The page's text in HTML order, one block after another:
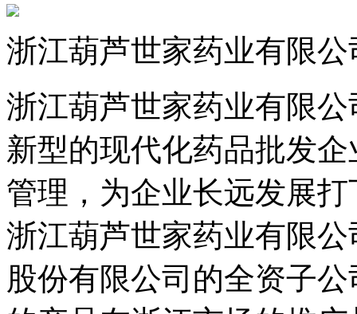
浙江葫芦世家药业有限公
浙江葫芦世家药业有限公
新型的现代化药品批发企业
管理，为企业长远发展
浙江葫芦世家药业有限
股份有限公司的全资子公